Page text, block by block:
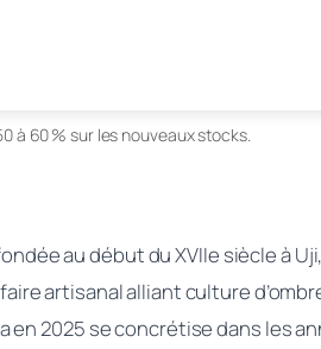
à 60 % sur les nouveaux stocks.
au début du XVIIe siècle à
artisanal alliant culture
2025 se concrétise dans les